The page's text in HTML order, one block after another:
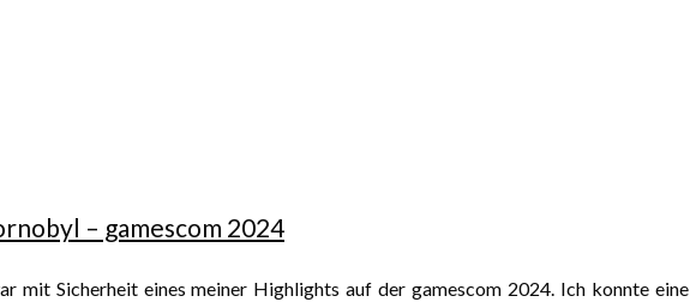
– gamescom 2024
mit Sicherheit eines meiner Highlights auf der gamescom 2024. Ich konnte eine